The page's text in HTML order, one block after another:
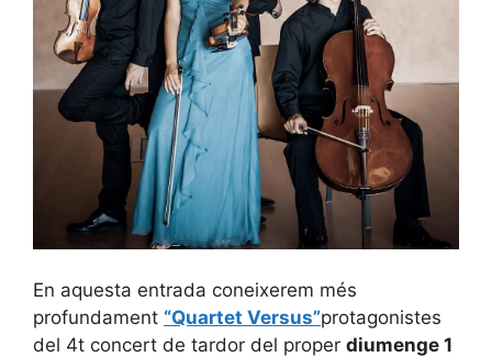
En aquesta entrada coneixerem més
profundament “Quartet Versus”protagonistes
del 4t concert de tardor del proper diumenge 1